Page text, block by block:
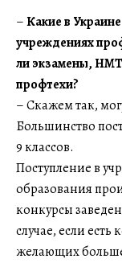
–Какие в
учреждениях
ли экзамены,
профтехи?
– Скажем так,
Большинство
9 классов.
Поступление в
образования
конкурсы
случае, если есть
желающих